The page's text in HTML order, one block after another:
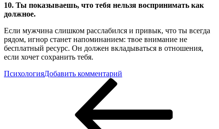
10. Ты показываешь, что тебя нельзя воспринимать как
должное.
Если мужчина слишком расслабился и привык, что ты всегда
рядом, игнор станет напоминанием: твое внимание не
бесплатный ресурс. Он должен вкладываться в отношения,
если хочет сохранить тебя.
ПсихологияДобавить комментарий
ты